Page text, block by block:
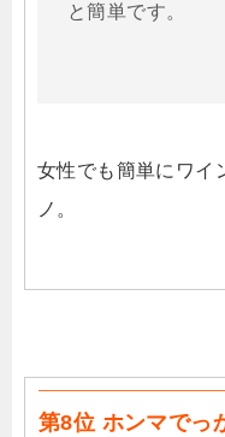
と簡単です。
女性でも簡単にワイ
ノ。
第8位 ホンマでっ